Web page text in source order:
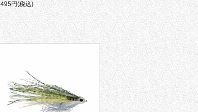
495円(税込)